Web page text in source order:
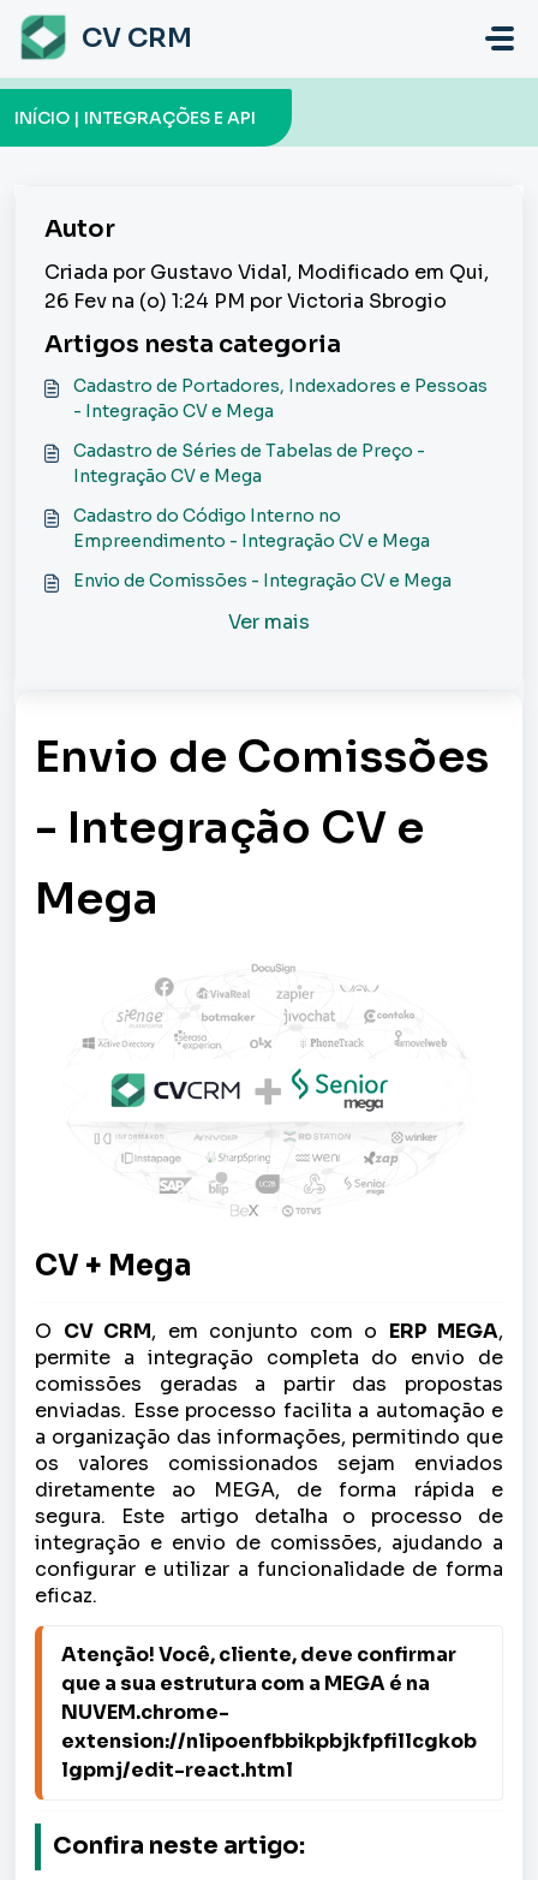
Ir para o conteúdo principal
CV CRM
INÍCIO | INTEGRAÇÕES E API
Autor
Criada por Gustavo Vidal, Modificado em Qui,
26 Fev na (o) 1:24 PM por Victoria Sbrogio
Artigos nesta categoria
Cadastro de Portadores, Indexadores e Pessoas
- Integração CV e Mega
Cadastro de Séries de Tabelas de Preço -
Integração CV e Mega
Cadastro do Código Interno no
Empreendimento - Integração CV e Mega
Envio de Comissões - Integração CV e Mega
Ver mais
Envio de Comissões
- Integração CV e
Mega
CV + Mega
O CV CRM, em conjunto com o ERP MEGA,
permite a integração completa do envio de
comissões geradas a partir das propostas
enviadas. Esse processo facilita a automação e
a organização das informações, permitindo que
os valores comissionados sejam enviados
diretamente ao MEGA, de forma rápida e
segura. Este artigo detalha o processo de
integração e envio de comissões, ajudando a
configurar e utilizar a funcionalidade de forma
eficaz.
Atenção! Você, cliente, deve confirmar
que a sua estrutura com a MEGA é na
NUVEM.chrome-
extension://nlipoenfbbikpbjkfpfillcgkob
lgpmj/edit-react.html
Confira neste artigo: